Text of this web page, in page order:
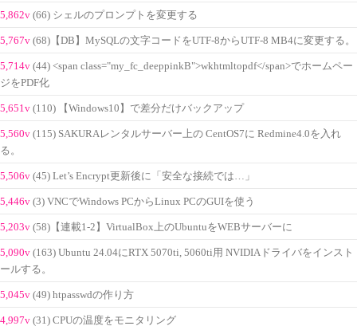
5,862v (66) シェルのプロンプトを変更する
5,767v (68)【DB】MySQLの文字コードをUTF-8からUTF-8 MB4に変更する。
5,714v (44) <span class="my_fc_deeppinkB">wkhtmltopdf</span>でホームペー
ジをPDF化
5,651v (110) 【Windows10】で差分だけバックアップ
5,560v (115) SAKURAレンタルサーバー上の CentOS7に Redmine4.0を入れ
る。
5,506v (45) Let’s Encrypt更新後に「安全な接続では…」
5,446v (3) VNCでWindows PCからLinux PCのGUIを使う
5,203v (58)【連載1-2】VirtualBox上のUbuntuをWEBサーバーに
5,090v (163) Ubuntu 24.04にRTX 5070ti, 5060ti用 NVIDIAドライバをインスト
ールする。
5,045v (49) htpasswdの作り方
4,997v (31) CPUの温度をモニタリング